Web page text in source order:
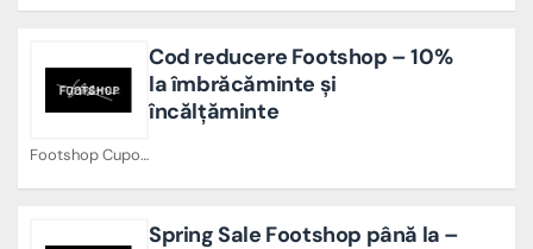
Footshop Cupoane
Cod reducere Footshop – 10%
la îmbrăcăminte și
încălțăminte
Spring Sale Footshop până la –